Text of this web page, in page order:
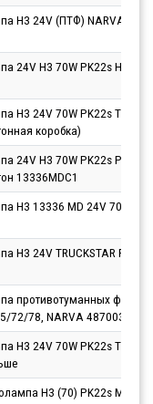
H3 24V (ПТФ) NARVA
24V H3 70W PK22s Heavy
H3 24V 70W PK22s
коробка)
24V H3 70W PK22s
13336MDC1
H3 13336 MD 24V 70W
H3 24V TRUCKSTAR PRO
противотуманных фар H3
72/78, NARVA 487003000
H3 24V 70W PK22s
H3 (70) PK22s